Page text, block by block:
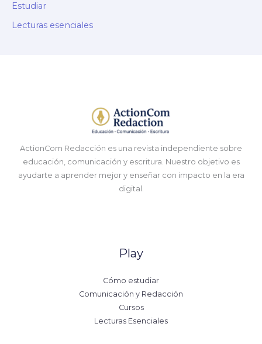
Estudiar
Lecturas esenciales
ActionCom Redacción es una revista independiente sobre
educación, comunicación y escritura. Nuestro objetivo es
ayudarte a aprender mejor y enseñar con impacto en la era
digital.
Play
Cómo estudiar
Comunicación y Redacción
Cursos
Lecturas Esenciales